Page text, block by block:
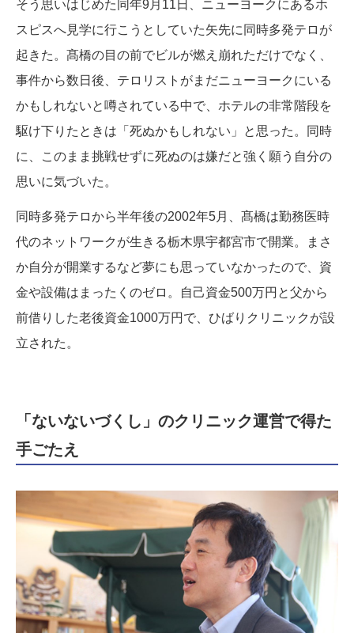
そう思いはじめた同年9月11日、ニューヨークにあるホ
スピスへ見学に行こうとしていた矢先に同時多発テロが
起きた。髙橋の目の前でビルが燃え崩れただけでなく、
事件から数日後、テロリストがまだニューヨークにいる
かもしれないと噂されている中で、ホテルの非常階段を
駆け下りたときは「死ぬかもしれない」と思った。同時
に、このまま挑戦せずに死ぬのは嫌だと強く願う自分の
思いに気づいた。
同時多発テロから半年後の2002年5月、髙橋は勤務医時
代のネットワークが生きる栃木県宇都宮市で開業。まさ
か自分が開業するなど夢にも思っていなかったので、資
金や設備はまったくのゼロ。自己資金500万円と父から
前借りした老後資金1000万円で、ひばりクリニックが設
立された。
「ないないづくし」のクリニック運営で得た
手ごたえ